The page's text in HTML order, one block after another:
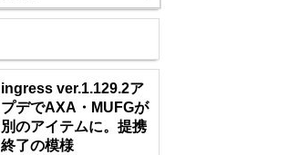
ingress ver.1.129.2ア
プデでAXA・MUFGが
別のアイテムに。提携
終了の模様